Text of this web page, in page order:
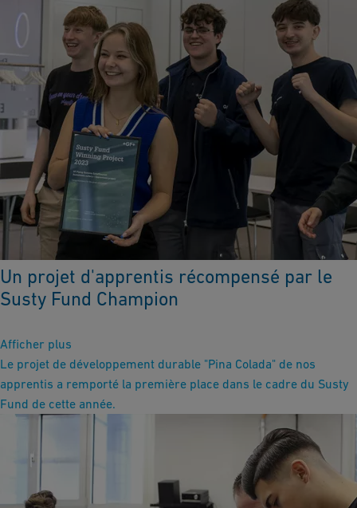
Un projet d'apprentis récompensé par le
Susty Fund Champion
Afficher plus
Le projet de développement durable "Pina Colada" de nos
apprentis a remporté la première place dans le cadre du Susty
Fund de cette année.